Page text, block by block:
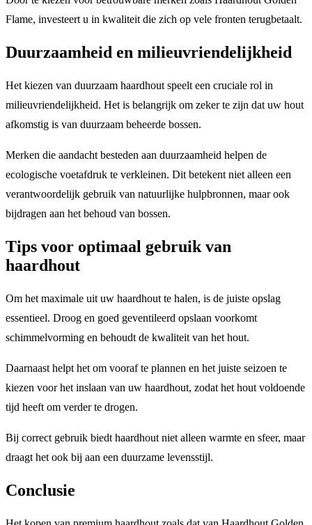
Flame, investeert u in kwaliteit die zich op vele fronten terugbetaalt.
Duurzaamheid en milieuvriendelijkheid
Het kiezen van duurzaam haardhout speelt een cruciale rol in
milieuvriendelijkheid. Het is belangrijk om zeker te zijn dat uw hout
afkomstig is van duurzaam beheerde bossen.
Merken die aandacht besteden aan duurzaamheid helpen de
ecologische voetafdruk te verkleinen. Dit betekent niet alleen een
verantwoordelijk gebruik van natuurlijke hulpbronnen, maar ook
bijdragen aan het behoud van bossen.
Tips voor optimaal gebruik van
haardhout
Om het maximale uit uw haardhout te halen, is de juiste opslag
essentieel. Droog en goed geventileerd opslaan voorkomt
schimmelvorming en behoudt de kwaliteit van het hout.
Daarnaast helpt het om vooraf te plannen en het juiste seizoen te
kiezen voor het inslaan van uw haardhout, zodat het hout voldoende
tijd heeft om verder te drogen.
Bij correct gebruik biedt haardhout niet alleen warmte en sfeer, maar
draagt het ook bij aan een duurzame levensstijl.
Conclusie